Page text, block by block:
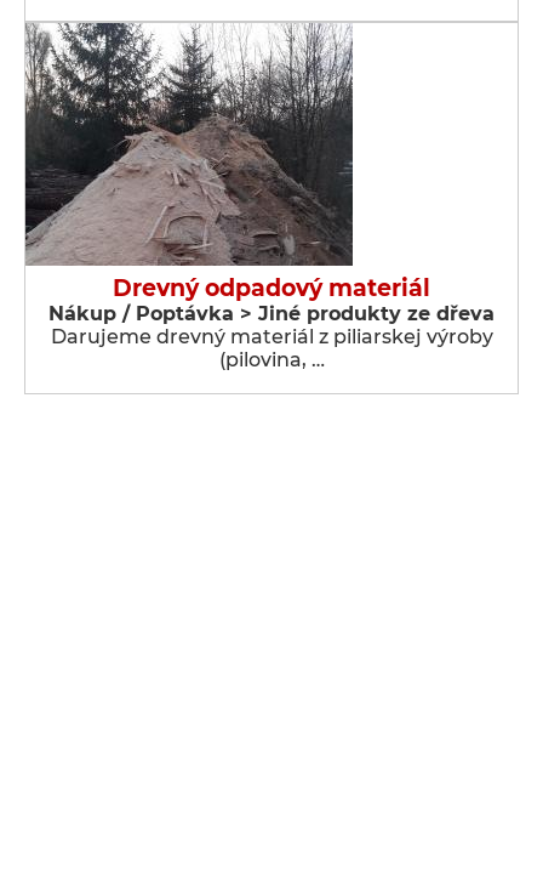
Drevný odpadový materiál
Nákup / Poptávka > Jiné produkty ze dřeva
Darujeme drevný materiál z piliarskej výroby
(pilovina, …